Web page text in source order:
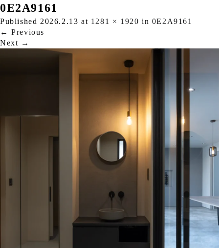
0E2A9161
Published 2026.2.13 at 1281 × 1920 in 0E2A9161
← Previous
Next →